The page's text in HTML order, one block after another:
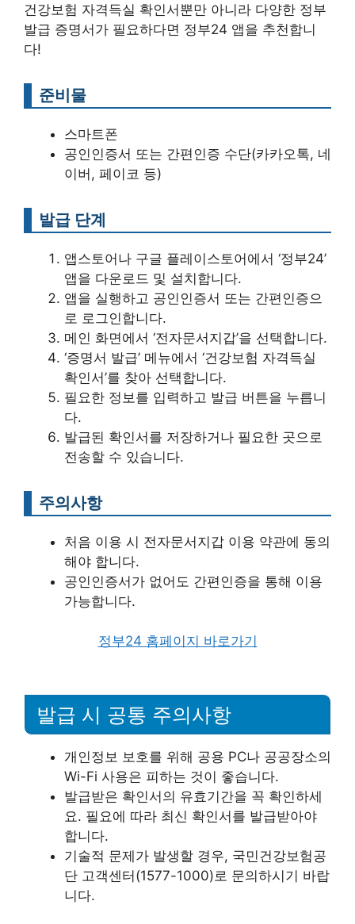
건강보험 자격득실 확인서뿐만 아니라 다양한 정부
발급 증명서가 필요하다면 정부24 앱을 추천합니
다!
준비물
스마트폰
공인인증서 또는 간편인증 수단(카카오톡, 네
이버, 페이코 등)
발급 단계
앱스토어나 구글 플레이스토어에서 ‘정부24’
앱을 다운로드 및 설치합니다.
앱을 실행하고 공인인증서 또는 간편인증으
로 로그인합니다.
메인 화면에서 ‘전자문서지갑’을 선택합니다.
‘증명서 발급’ 메뉴에서 ‘건강보험 자격득실
확인서’를 찾아 선택합니다.
필요한 정보를 입력하고 발급 버튼을 누릅니
다.
발급된 확인서를 저장하거나 필요한 곳으로
전송할 수 있습니다.
주의사항
처음 이용 시 전자문서지갑 이용 약관에 동의
해야 합니다.
공인인증서가 없어도 간편인증을 통해 이용
가능합니다.
정부24 홈페이지 바로가기
발급 시 공통 주의사항
개인정보 보호를 위해 공용 PC나 공공장소의
Wi-Fi 사용은 피하는 것이 좋습니다.
발급받은 확인서의 유효기간을 꼭 확인하세
요. 필요에 따라 최신 확인서를 발급받아야
합니다.
기술적 문제가 발생할 경우, 국민건강보험공
단 고객센터(1577-1000)로 문의하시기 바랍
니다.